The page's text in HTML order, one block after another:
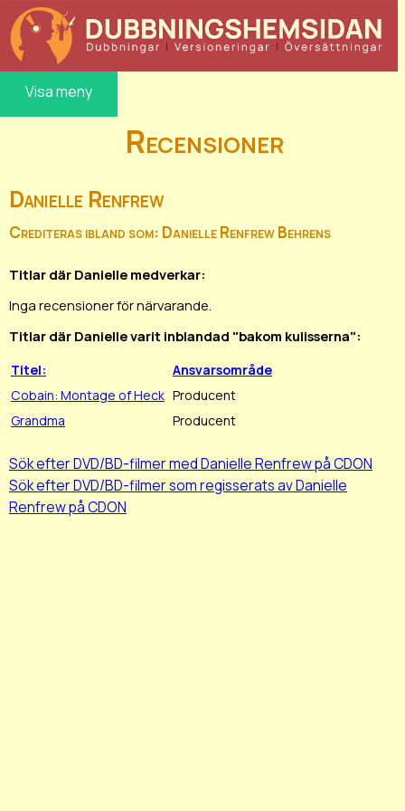
Visa meny
Recensioner
Danielle Renfrew
Crediteras ibland som: Danielle Renfrew Behrens
Titlar där Danielle medverkar:
Inga recensioner för närvarande.
Titlar där Danielle varit inblandad "bakom kulisserna":
Titel:
Ansvarsområde
Cobain: Montage of Heck Producent
Grandma
Producent
Sök efter DVD/BD-filmer med Danielle Renfrew på CDON
Sök efter DVD/BD-filmer som regisserats av Danielle
Renfrew på CDON